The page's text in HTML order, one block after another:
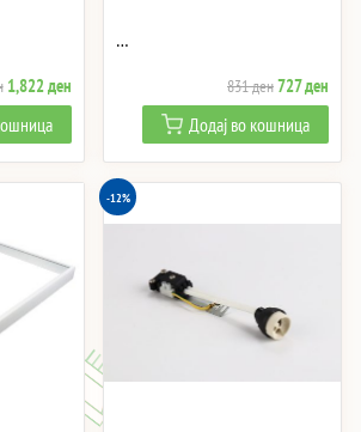
Original
price
was:
2,082 ден.
1,822денCurrent
price
is:
1,822 ден.
…
831денOriginal
price
was:
831 ден.
727ден
price
is:
727
Додај во кошница
-12%